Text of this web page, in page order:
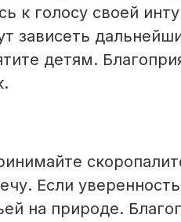
к голосу своей
зависеть
детям.
Если
на природе.